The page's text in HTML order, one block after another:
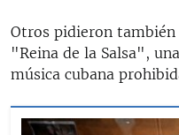
Otros pidieron
"Reina de la Salsa",
música cubana